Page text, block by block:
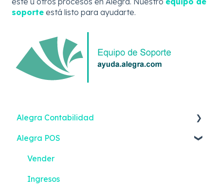
soporte está listo para ayudarte.
Alegra Contabilidad
Ingresos
Gastos
Contactos
Alegra POS
Vender
Ingresos